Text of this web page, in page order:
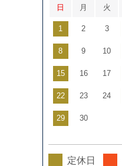
日 月 火
1 2 3
8 9 10
15 16 17
22 23 24
29 30
定休日